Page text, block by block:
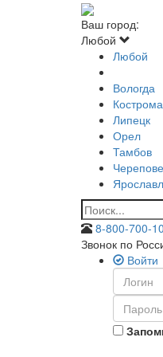
Ваш город:
Любой
Любой
Вологда
Кострома
Липецк
Орел
Тамбов
8-800-700-
Звонок по
Войти